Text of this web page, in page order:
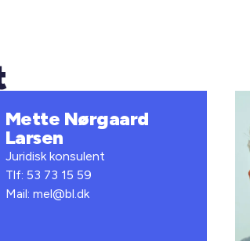
Mette Nørgaard
Larsen
Juridisk konsulent
Tlf: 53 73 15 59
Mail: mel@bl.dk